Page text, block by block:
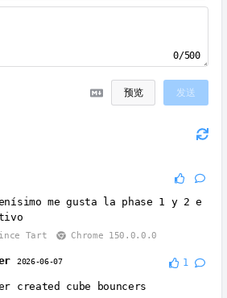
0/500
预览 发送
me gusta la phase 1 y 2 e
Tart Chrome 150.0.0.0
2026-06-07 1
created cube bouncers